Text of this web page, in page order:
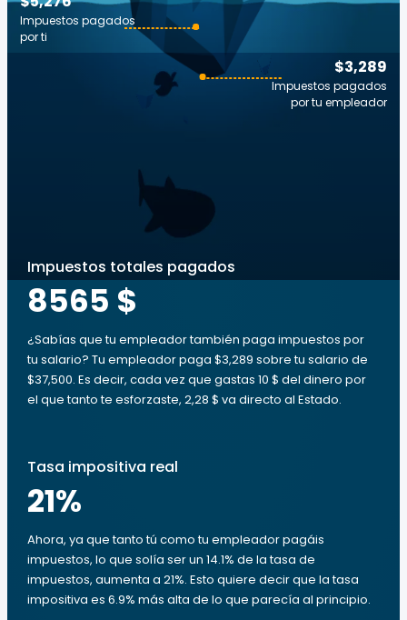
$3,289
Impuestos pagados
por tu empleador
Impuestos pagados
por ti
Impuestos totales pagados
8565 $
¿Sabías que tu empleador también paga impuestos por
tu salario? Tu empleador paga $3,289 sobre tu salario de
$37,500. Es decir, cada vez que gastas 10 $ del dinero por
el que tanto te esforzaste, 2,28 $ va directo al Estado.
Tasa impositiva real
21%
Ahora, ya que tanto tú como tu empleador pagáis
impuestos, lo que solía ser un 14.1% de la tasa de
impuestos, aumenta a 21%. Esto quiere decir que la tasa
impositiva es 6.9% más alta de lo que parecía al principio.